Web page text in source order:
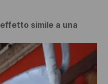
effetto simile a una